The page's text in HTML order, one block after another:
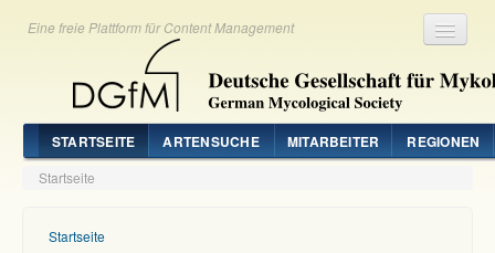
Eine freie Plattform für Content Management
STARTSEITE ARTENSUCHE MITARBEITER REGIONEN
Startseite
Startseite